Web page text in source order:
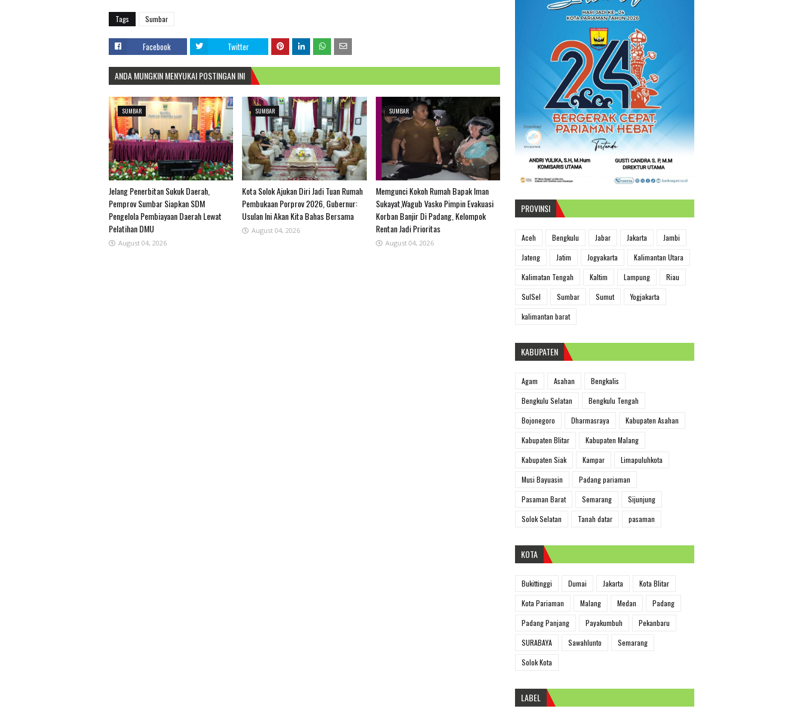
Tags Sumbar
Facebook Twitter
ANDA MUNGKIN MENYUKAI POSTINGAN INI
SUMBAR
Jelang Penerbitan Sukuk Daerah,
Pemprov Sumbar Siapkan SDM
Pengelola Pembiayaan Daerah Lewat
Pelatihan DMU
August 04, 2026
SUMBAR
Kota Solok Ajukan Diri Jadi Tuan Rumah
Pembukaan Porprov 2026, Gubernur:
Usulan Ini Akan Kita Bahas Bersama
August 04, 2026
SUMBAR
Memgunci Kokoh Rumah Bapak Iman
Sukayat,Wagub Vasko Pimpin Evakuasi
Korban Banjir Di Padang, Kelompok
Rentan Jadi Prioritas
August 04, 2026
PROVINSI
Aceh Bengkulu Jabar Jakarta
Jambi
Jateng
Jatim Jogyakarta
Kalimantan Utara
Kalimatan Tengah
Kaltim Lampung
Riau
SulSel
Sumbar Sumut
Yogjakarta
kalimantan barat
KABUPATEN
Agam Asahan
Bengkalis
Bengkulu Selatan
Bengkulu Tengah
Bojonegoro
Dharmasraya
Kabupaten Asahan
Kabupaten Blitar
Kabupaten Malang
Kabupaten Siak
Kampar
Limapuluhkota
Musi Bayuasin
Padang pariaman
Pasaman Barat
Semarang
Sijunjung
Solok Selatan
Tanah datar pasaman
KOTA
Bukittinggi Dumai Jakarta
Kota Blitar
Kota Pariaman
Malang Medan
Padang
Padang Panjang
Payakumbuh
Pekanbaru
SURABAYA
Sawahlunto
Semarang
Solok Kota
LABEL